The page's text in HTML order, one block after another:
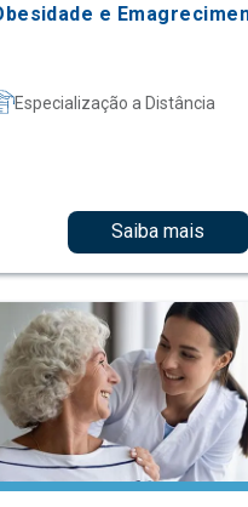
e
Especialização a Distância
Saiba mais